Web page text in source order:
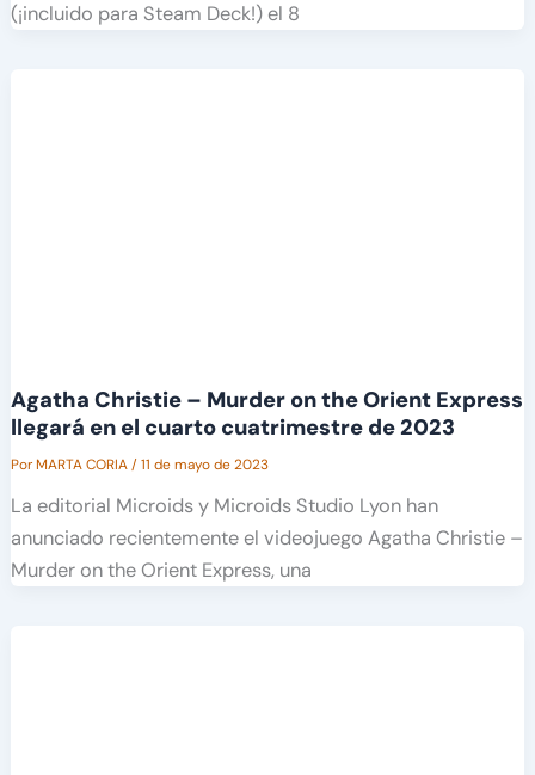
(¡incluido para Steam Deck!) el 8
Agatha Christie – Murder on the Orient Express
llegará en el cuarto cuatrimestre de 2023
PorMARTA CORIA/11 de mayo de 2023
La editorial Microids y Microids Studio Lyon han
anunciado recientemente el videojuego Agatha Christie –
Murder on the Orient Express, una